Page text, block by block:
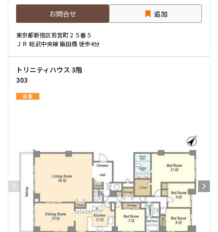
お問合せ 追加
東京都新宿区若宮町２５番５
ＪＲ 総武中央線 飯田橋 徒歩4分
トリニティハウス 3階
303
新着